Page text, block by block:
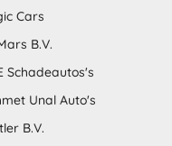
Cars
B.V.
Schadeautos's
Unal Auto's
B.V.